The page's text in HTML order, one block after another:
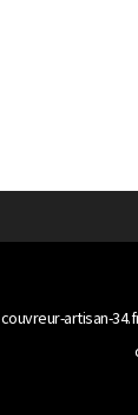
couvreur-artisan-